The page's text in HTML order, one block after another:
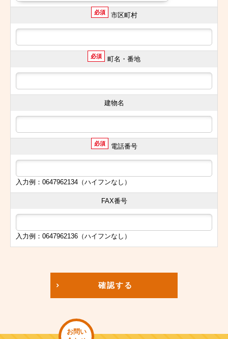
必須 市区町村
必須 町名・番地
建物名
必須 電話番号
入力例：0647962134（ハイフンなし）
FAX番号
入力例：0647962136（ハイフンなし）
確認する
お問い